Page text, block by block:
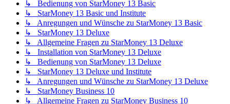
↳ Bedienung von StarMoney 13 Basic
↳ StarMoney 13 Basic und Institute
↳ Anregungen und Wünsche zu StarMoney 13 Basic
↳ StarMoney 13 Deluxe
↳ Allgemeine Fragen zu StarMoney 13 Deluxe
↳ Installation von StarMoney 13 Deluxe
↳ Bedienung von StarMoney 13 Deluxe
↳ StarMoney 13 Deluxe und Institute
↳ Anregungen und Wünsche zu StarMoney 13 Deluxe
↳ StarMoney Business 10
↳ Allgemeine Fragen zu StarMoney Business 10